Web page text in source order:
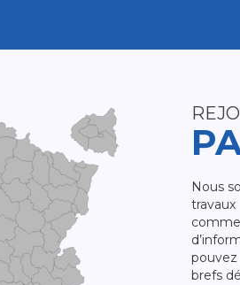
Nous
brefs